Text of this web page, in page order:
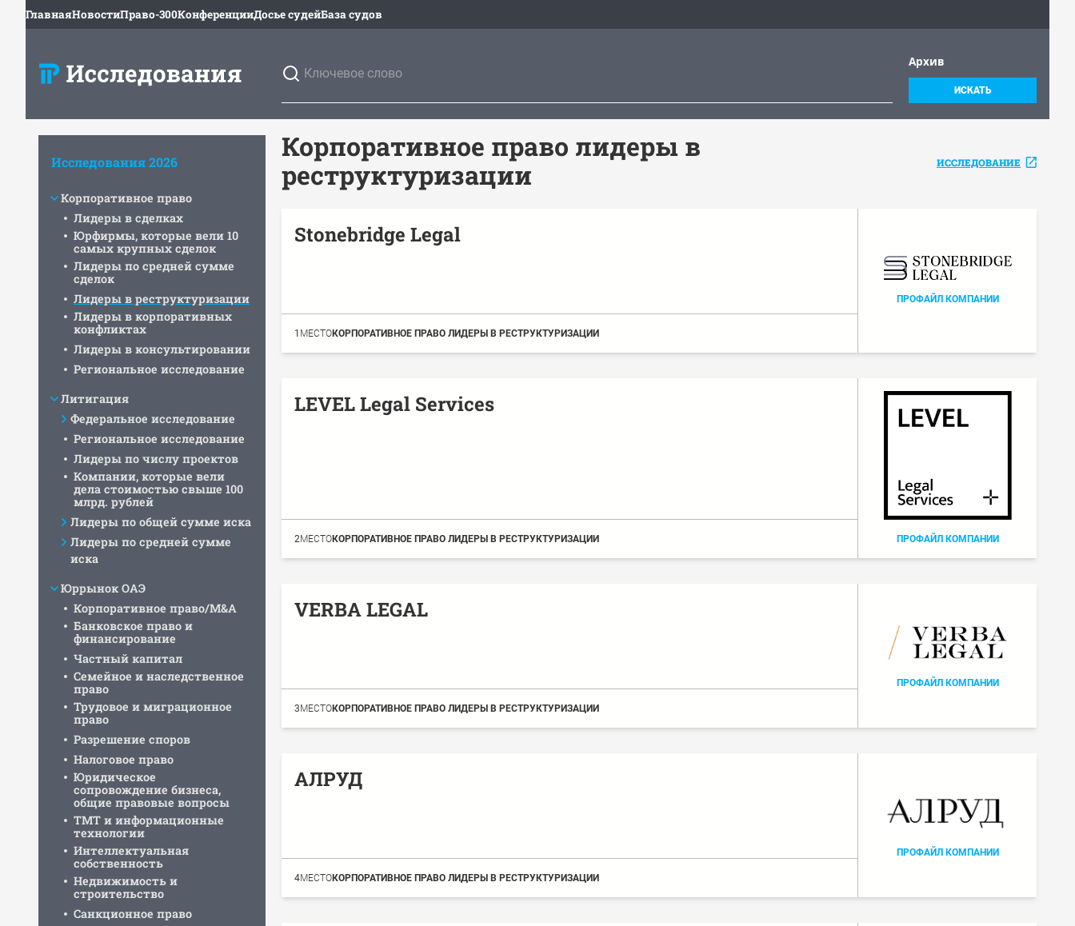
ГлавнаяНовостиПраво-300КонференцииДосье судейБаза судов
Архив
ИСКАТЬ
Исследования 2026
Корпоративное право
Лидеры в сделках
Юрфирмы, которые вели 10
самых крупных сделок
Лидеры по средней сумме
сделок
Лидеры в реструктуризации
Лидеры в корпоративных
конфликтах
Лидеры в консультировании
Региональное исследование
Литигация
Федеральное исследование
Региональное исследование
Лидеры по числу проектов
Компании, которые вели
дела стоимостью свыше 100
млрд. рублей
Лидеры по общей сумме иска
Лидеры по средней сумме
иска
Юррынок ОАЭ
Корпоративное право/M&A
Банковское право и
финансирование
Частный капитал
Семейное и наследственное
право
Трудовое и миграционное
право
Разрешение споров
Налоговое право
Юридическое
сопровождение бизнеса,
общие правовые вопросы
ТМТ и информационные
технологии
Интеллектуальная
собственность
Недвижимость и
строительство
Санкционное право
Корпоративное право лидеры в
реструктуризации
ИССЛЕДОВАНИЕ
Stonebridge Legal
1 МЕСТОКОРПОРАТИВНОЕ ПРАВО ЛИДЕРЫ В РЕСТРУКТУРИЗАЦИИ
ПРОФАЙЛ КОМПАНИИ
LEVEL Legal Services
2МЕСТОКОРПОРАТИВНОЕ ПРАВО ЛИДЕРЫ В РЕСТРУКТУРИЗАЦИИ ПРОФАЙЛ КОМПАНИИ
VERBA LEGAL
3МЕСТОКОРПОРАТИВНОЕ ПРАВО ЛИДЕРЫ В РЕСТРУКТУРИЗАЦИИ
ПРОФАЙЛ КОМПАНИИ
АЛРУД
4МЕСТОКОРПОРАТИВНОЕ ПРАВО ЛИДЕРЫ В РЕСТРУКТУРИЗАЦИИ
ПРОФАЙЛ КОМПАНИИ